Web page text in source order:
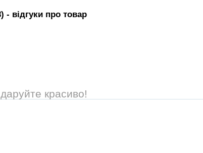
- вiдгуки про товар
красиво!